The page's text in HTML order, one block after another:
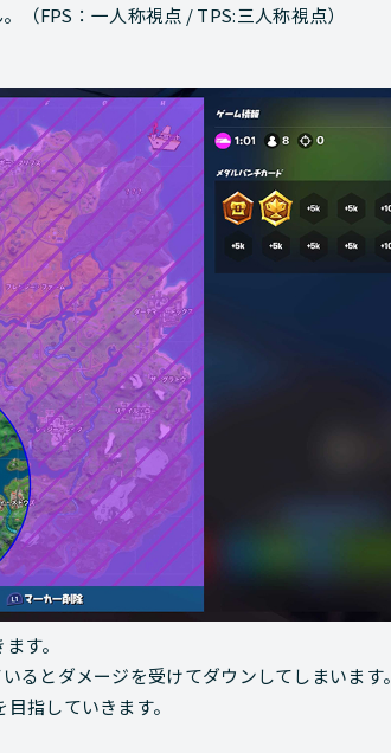
（FPS：一人称視点 / TPS:三人称視点）
す。
るとダメージを受けてダウンしてしまいます。
指していきます。